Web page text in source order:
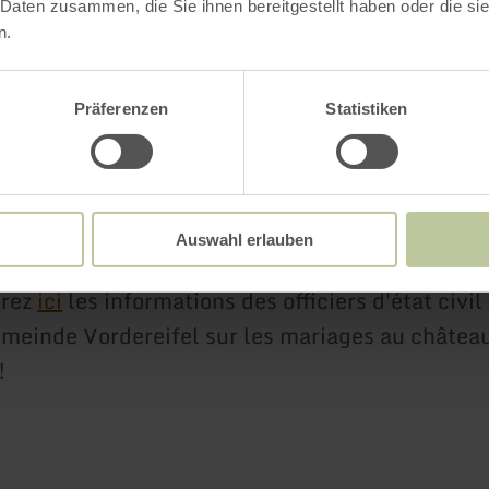
zusammen, die Sie ihnen bereitgestellt haben oder die
Präferenzen Statistiken
Auswahl erlauben
civils.
et visites des lieux:
du château de Bürresheim
76440
iciles informations des officiers d'état civil
Vordereifel sur les mariages au